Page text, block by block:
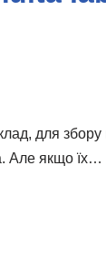
для
Але якщо їх…